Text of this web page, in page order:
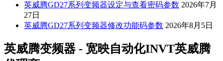
英威腾GD27系列变频器设定与查看密码参数 2026年7月
27日
英威腾GD27系列变频器修改功能码参数 2026年8月5日
英威腾变频器 - 宽映自动化INVT英威腾